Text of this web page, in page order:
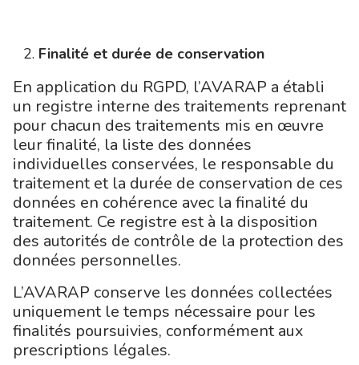
Finalité et durée de conservation
En application du RGPD, l’AVARAP a établi
un registre interne des traitements reprenant
pour chacun des traitements mis en œuvre
leur finalité, la liste des données
individuelles conservées, le responsable du
traitement et la durée de conservation de ces
données en cohérence avec la finalité du
traitement. Ce registre est à la disposition
des autorités de contrôle de la protection des
données personnelles.
L’AVARAP conserve les données collectées
uniquement le temps nécessaire pour les
finalités poursuivies, conformément aux
prescriptions légales.